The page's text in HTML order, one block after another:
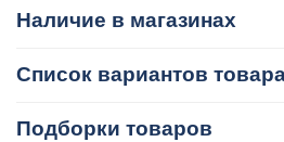
Наличие в магазинах
Список вариантов
Подборки товаров